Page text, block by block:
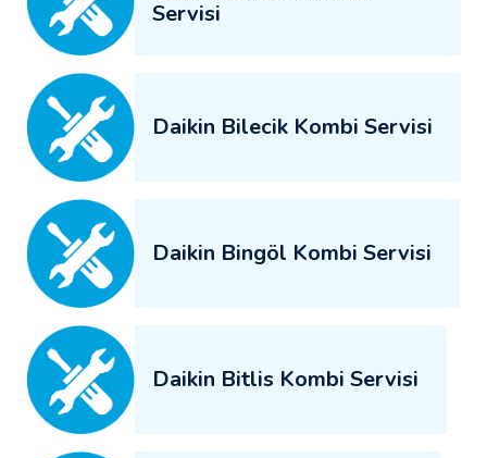
Servisi
Daikin Bilecik Kombi Servisi
Daikin Bingöl Kombi Servisi
Daikin Bitlis Kombi Servisi